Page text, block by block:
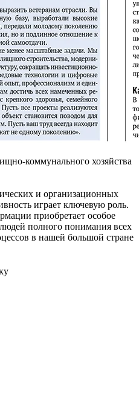
коммунального хозяйства
и организационных
играет ключевую роль.
приобретает особое
полного понимания всех
в нашей большой стране